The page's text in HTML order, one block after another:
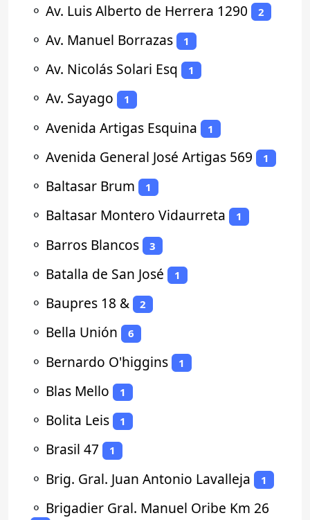
⚬ Av. Luis Alberto de Herrera 1290 2
⚬ Av. Manuel Borrazas 1
⚬ Av. Nicolás Solari Esq 1
⚬ Av. Sayago 1
⚬ Avenida Artigas Esquina 1
⚬ Avenida General José Artigas 569 1
⚬ Baltasar Brum 1
⚬ Baltasar Montero Vidaurreta 1
⚬ Barros Blancos 3
⚬ Batalla de San José 1
⚬ Baupres 18 & 2
⚬ Bella Unión 6
⚬ Bernardo O'higgins 1
⚬ Blas Mello 1
⚬ Bolita Leis 1
⚬ Brasil 47 1
⚬ Brig. Gral. Juan Antonio Lavalleja 1
⚬ Brigadier Gral. Manuel Oribe Km 26